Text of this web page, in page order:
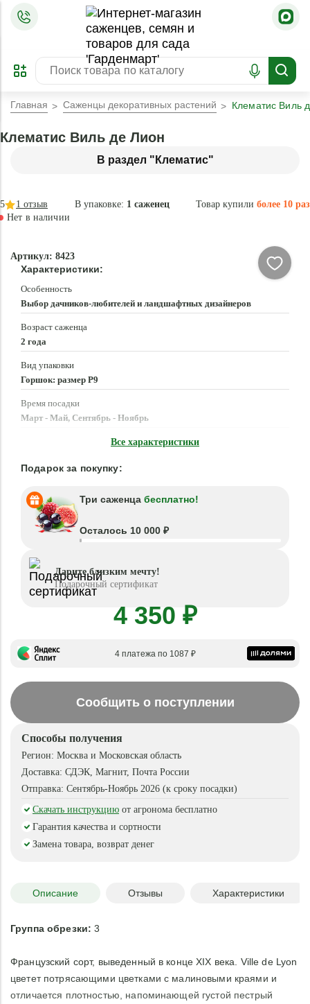
ПРЕДЗАКАЗ
ЗАБРОНИРОВАТЬ
ЛУЧШЕЕ
Главная Саженцы декоративных растений Клематис Виль
В раздел "Клематис"
Клематис Виль де Лион
В упаковке: 1 саженец Товар купили более 10 раз
5 1 отзыв
Нет в наличии
Артикул: 8423
Характеристики:
Особенность
Выбор дачников-любителей и ландшафтных дизайнеров
Возраст саженца
2 года
Вид упаковки
Горшок: размер P9
Время посадки
Март - Май, Сентябрь - Ноябрь
Все характеристики
Подарок за покупку:
Три саженца бесплатно!
Осталось 10 000 ₽
Дарите близким мечту!
Подарочный сертификат
4 350 ₽
4 платежа по 1087 ₽
Сообщить о поступлении
Способы получения
Регион: Москва и Московская область
Доставка: СДЭК, Магнит, Почта России
Отправка: Сентябрь-Ноябрь 2026 (к сроку посадки)
Скачать инструкцию от агронома бесплатно
Гарантия качества и сортности
Замена товара, возврат денег
Описание Отзывы Характеристики
Группа обрезки: 3
Французский сорт, выведенный в конце XIX века. Ville de Lyon
цветет потрясающими цветками с малиновыми краями и
отличается плотностью, напоминающей густой пестрый